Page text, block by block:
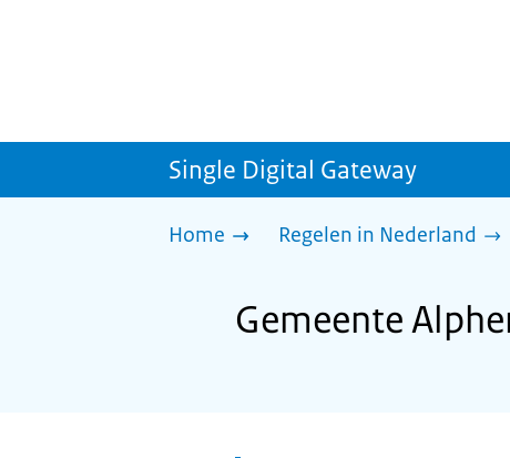
Single Digital Gateway
Home Regelen in Nederland
Gemeente